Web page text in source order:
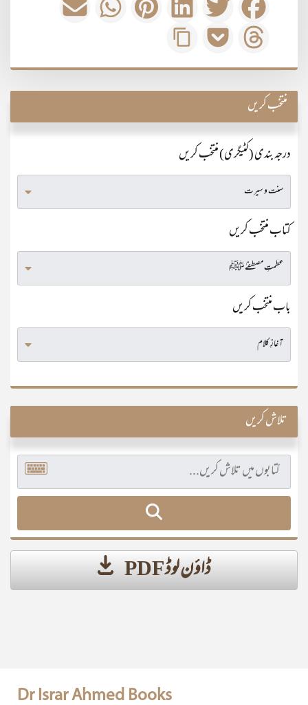
منتخب کریں
درجہ بندی (کٹیگری) منتخب کریں
کتاب منتخب کریں
باب منتخب کریں
تلاش کریں
ڈاؤن لوڈ PDF
Dr Israr Ahmed Books